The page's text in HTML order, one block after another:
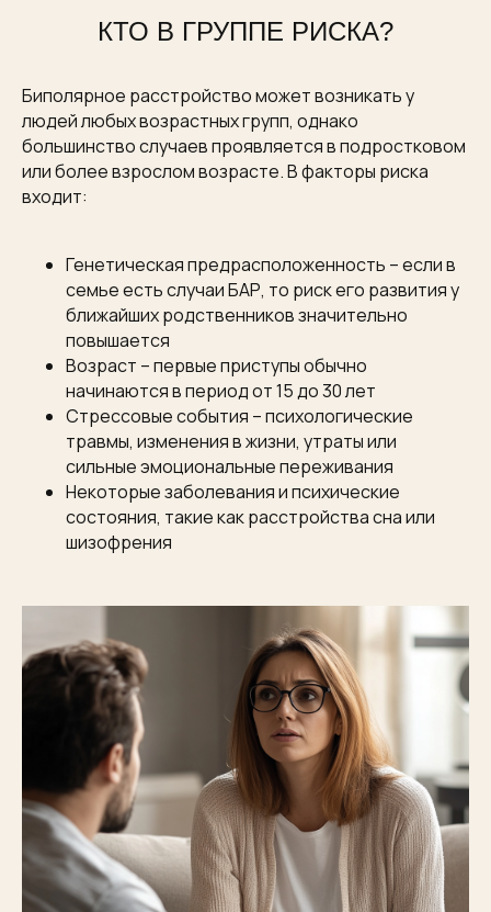
КТО В ГРУППЕ РИСКА?
Биполярное расстройство может возникать у
людей любых возрастных групп, однако
большинство случаев проявляется в подростковом
или более взрослом возрасте. В факторы риска
входит:
Генетическая предрасположенность – если в
семье есть случаи БАР, то риск его развития у
ближайших родственников значительно
повышается
Возраст – первые приступы обычно
начинаются в период от 15 до 30 лет
Стрессовые события – психологические
травмы, изменения в жизни, утраты или
сильные эмоциональные переживания
Некоторые заболевания и психические
состояния, такие как расстройства сна или
шизофрения